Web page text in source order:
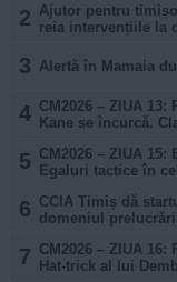
2 Ajutor pentru
reia intervențiile la
3 Alertă în Mamaia
4 CM2026 – ZIUA
Kane se încurcă.
5 CM2026 – ZIUA
Egaluri tactice în
6 CCIA Timiș dă
domeniul
7 CM2026 – ZIUA
Hat-trick al lui